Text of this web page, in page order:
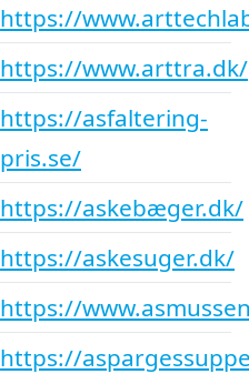
https://
https://www.arttra.dk/
https://asfaltering-
pris.se/
https://askebæger.dk/
https://askesuger.dk/
https://
https://